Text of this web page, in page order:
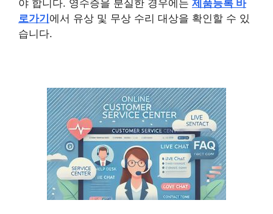
야 합니다. 영수증을 분실한 경우에는 제품등록 바
로가기 에서 유상 및 무상 수리 대상을 확인할 수 있
습니다.